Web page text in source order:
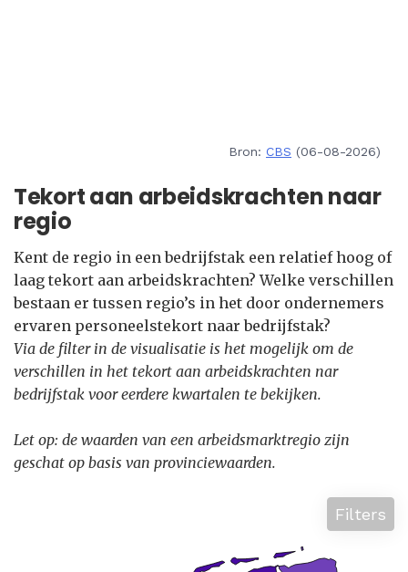
Bron: CBS (06-08-2026)
Tekort aan arbeidskrachten naar
regio
Kent de regio in een bedrijfstak een relatief hoog of
laag tekort aan arbeidskrachten? Welke verschillen
bestaan er tussen regio’s in het door ondernemers
ervaren personeelstekort naar bedrijfstak?
Via de filter in de visualisatie is het mogelijk om de
verschillen in het tekort aan arbeidskrachten nar
bedrijfstak voor eerdere kwartalen te bekijken.
Let op: de waarden van een arbeidsmarktregio zijn
geschat op basis van provinciewaarden.
Filters